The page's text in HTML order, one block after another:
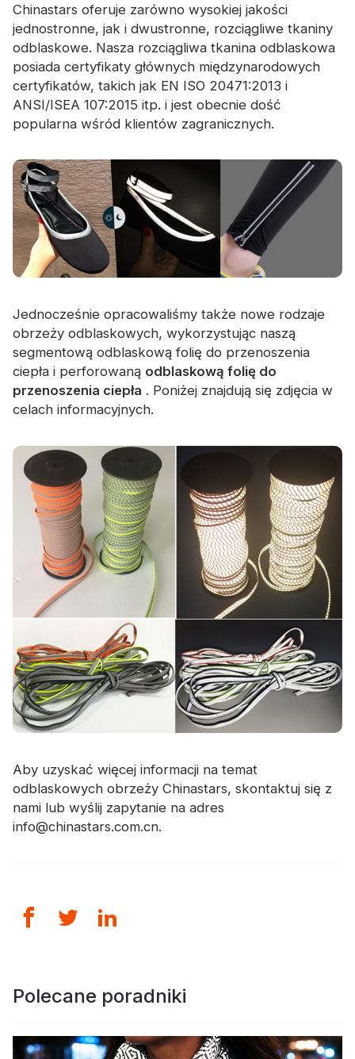
Chinastars oferuje zarówno wysokiej jakości
jednostronne, jak i dwustronne, rozciągliwe tkaniny
odblaskowe. Nasza rozciągliwa tkanina odblaskowa
posiada certyfikaty głównych międzynarodowych
certyfikatów, takich jak EN ISO 20471:2013 i
ANSI/ISEA 107:2015 itp. i jest obecnie dość
popularna wśród klientów zagranicznych.
Jednocześnie opracowaliśmy także nowe rodzaje
obrzeży odblaskowych, wykorzystując naszą
segmentową odblaskową folię do przenoszenia
ciepła i perforowaną odblaskową folię do
przenoszenia ciepła . Poniżej znajdują się zdjęcia w
celach informacyjnych.
Aby uzyskać więcej informacji na temat
odblaskowych obrzeży Chinastars, skontaktuj się z
nami lub wyślij zapytanie na adres
info@chinastars.com.cn.
Polecane poradniki